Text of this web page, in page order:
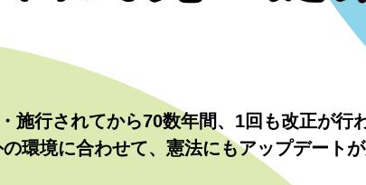
施行されてから70数年間、1回も改正が行
環境に合わせて、憲法にもアップデート